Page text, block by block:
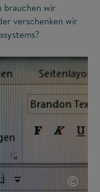
brauchen wir
verschenken wir
©